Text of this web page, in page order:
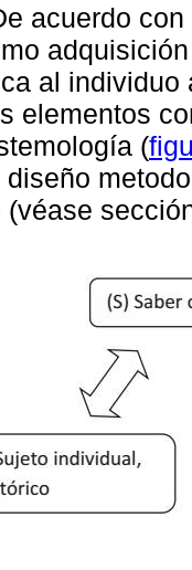
acuerdo con
al
elementos
(